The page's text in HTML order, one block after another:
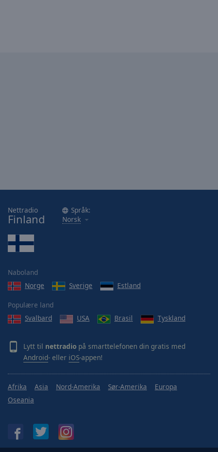
Nettradio
Finland
Språk:
Norsk
Naboland
Norge
Sverige Estland
Populære land
Svalbard
USA Brasil Tyskland
Lytt til nettradio på smarttelefonen din gratis med
Android- eller iOS-appen!
Afrika Asia Nord-Amerika Sør-Amerika
Europa
Oseania